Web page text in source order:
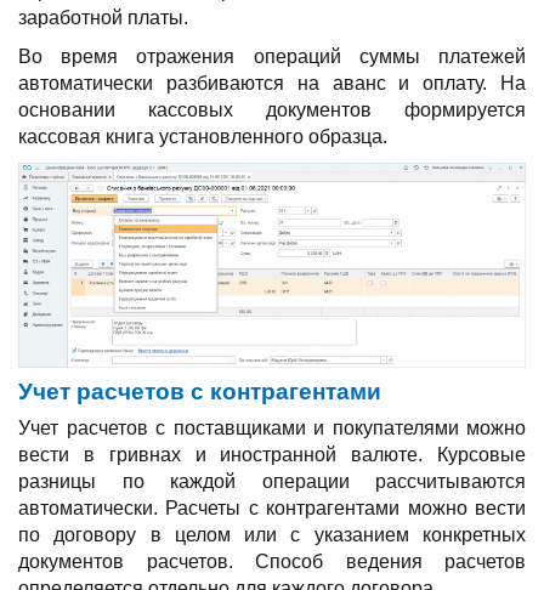
заработной платы.
Во время отражения операций суммы платежей
автоматически разбиваются на аванс и оплату. На
основании кассовых документов формируется
кассовая книга установленного образца.
Учет расчетов с контрагентами
Учет расчетов с поставщиками и покупателями можно
вести в гривнах и иностранной валюте. Курсовые
разницы по каждой операции рассчитываются
автоматически. Расчеты с контрагентами можно вести
по договору в целом или с указанием конкретных
документов расчетов. Способ ведения расчетов